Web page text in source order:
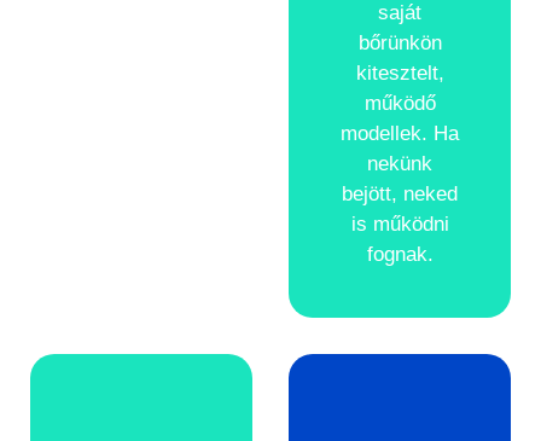
saját
bőrünkön
kitesztelt,
működő
modellek. Ha
nekünk
bejött, neked
is működni
fognak.